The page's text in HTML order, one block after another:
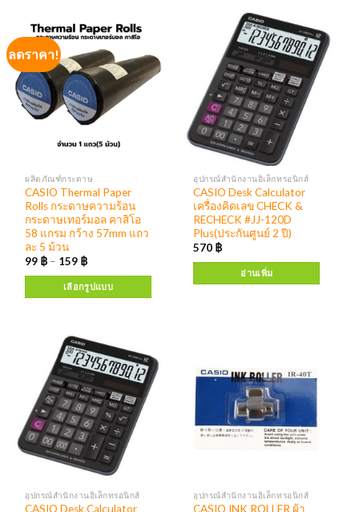
อุปกรณ์สำนักงานอิเล็กทรอนิกส์
CASIO Desk Calculator
เครื่องคิดเลข CHECK &
RECHECK #JJ-120D
Plus(ประกันศูนย์ 2 ปี)
570 ฿
อ่านเพิ่ม
อุปกรณ์สำนักงานอิเล็กทรอนิกส์
CASIO Desk Calculator
อุปกรณ์สำนักงานอิเล็กทรอนิกส์
CASIO INK ROLLER ผ้า
ลดราคา!
ผลิตภัณฑ์กระดาษ
CASIO Thermal Paper
Rolls กระดาษความร้อน
กระดาษเทอร์มอล คาสิโอ
58 แกรม กว้าง 57mm แถว
ละ 5 ม้วน
99 ฿ – 159 ฿
เลือกรูปแบบ